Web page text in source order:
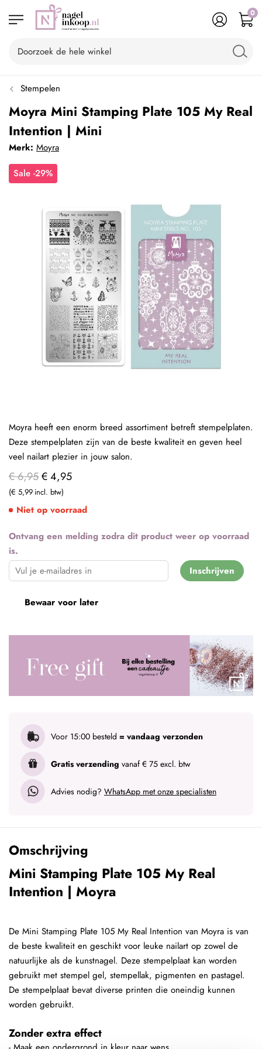
0
Stempelen
Moyra Mini Stamping Plate 105 My Real
Intention | Mini
Merk: Moyra
Sale -29%
Ontvang een melding zodra dit product weer op voorraad
is.
Inschrijven
€ 6,95€ 4,95
€ 5,99
Bewaar voor later
Voor 15:00 besteld = vandaag verzonden
Gratis verzending vanaf € 75 excl. btw
Advies nodig? WhatsApp met onze specialisten
Niet op voorraad
Moyra heeft een enorm breed assortiment betreft stempelplaten.
Deze stempelplaten zijn van de beste kwaliteit en geven heel
veel nailart plezier in jouw salon.
Omschrijving
Mini Stamping Plate 105 My Real
Intention | Moyra
De Mini Stamping Plate 105 My Real Intention van Moyra is van
de beste kwaliteit en geschikt voor leuke nailart op zowel de
natuurlijke als de kunstnagel. Deze stempelplaat kan worden
gebruikt met stempel gel, stempellak, pigmenten en pastagel.
De stempelplaat bevat diverse printen die oneindig kunnen
worden gebruikt.
Zonder extra effect